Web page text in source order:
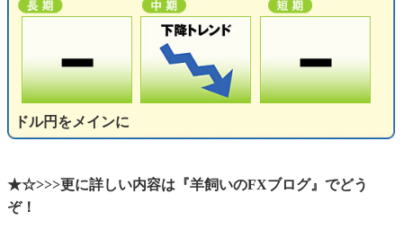
ドル円をメインに
★☆>>>更に詳しい内容は『羊飼いのFXブログ』でどう
ぞ！